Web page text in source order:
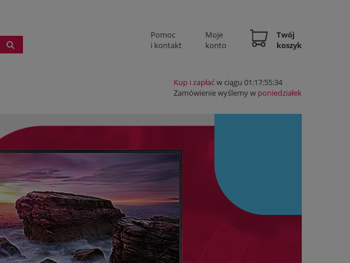
Pomoc
i kontakt
Moje
konto
Twój
koszyk
Kup i zapłaćw ciągu 01:17:55:33
Zamówienie wyślemy w poniedziałek